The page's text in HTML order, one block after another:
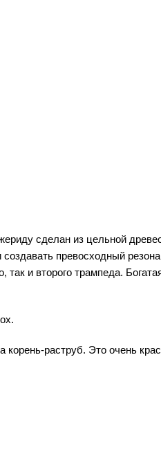
сделан из цельной
превосходный
так и второго трампеда.
раструб. Это очень